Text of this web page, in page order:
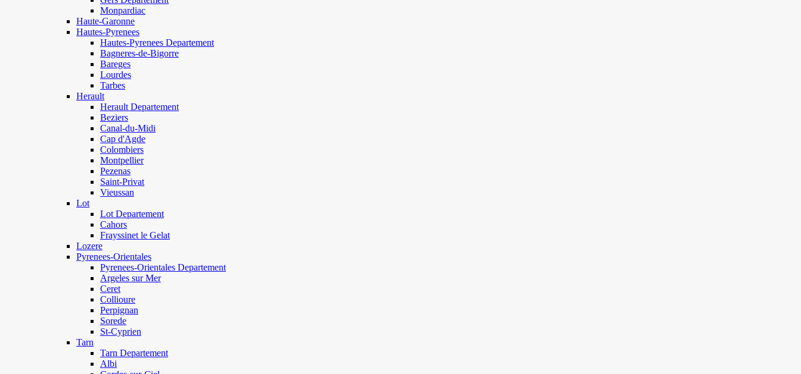
Monpardiac
Haute-Garonne
Hautes-Pyrenees
Hautes-Pyrenees Departement
Bagneres-de-Bigorre
Bareges
Lourdes
Tarbes
Herault
Herault Departement
Beziers
Canal-du-Midi
Cap d'Agde
Colombiers
Montpellier
Pezenas
Saint-Privat
Vieussan
Lot
Lot Departement
Cahors
Frayssinet le Gelat
Lozere
Pyrenees-Orientales
Pyrenees-Orientales Departement
Argeles sur Mer
Ceret
Collioure
Perpignan
Sorede
St-Cyprien
Tarn
Tarn Departement
Albi